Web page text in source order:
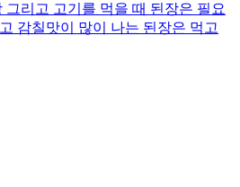
그리고 고기를 먹을 때 된장은 필요
감칠맛이 많이 나는 된장은 먹고